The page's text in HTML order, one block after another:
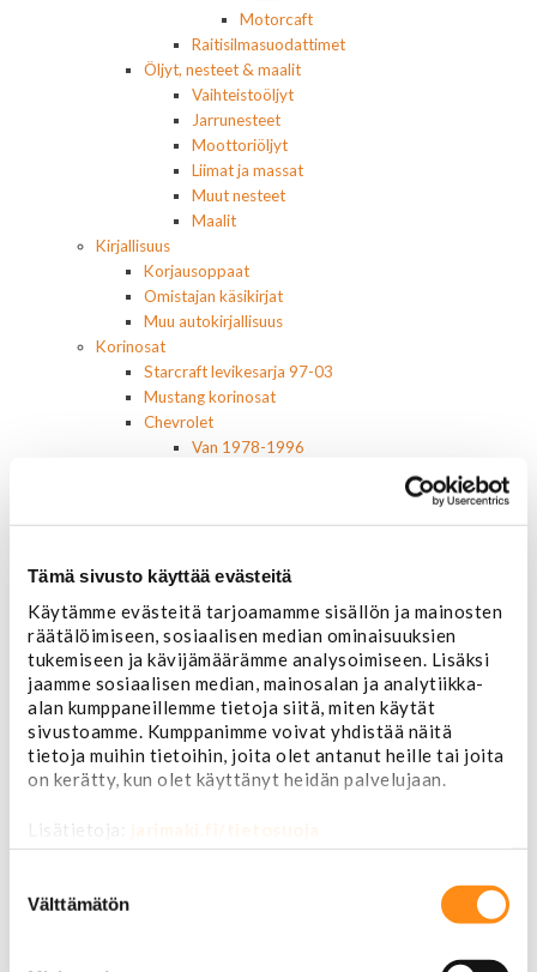
Tämä sivusto käyttää evästeitä
Käytämme evästeitä tarjoamamme sisällön ja mainosten
räätälöimiseen, sosiaalisen median ominaisuuksien
tukemiseen ja kävijämäärämme analysoimiseen. Lisäksi
jaamme sosiaalisen median, mainosalan ja analytiikka-
alan kumppaneillemme tietoja siitä, miten käytät
sivustoamme. Kumppanimme voivat yhdistää näitä
tietoja muihin tietoihin, joita olet antanut heille tai joita
on kerätty, kun olet käyttänyt heidän palvelujaan.
Lisätietoja: jarimaki.fi/tietosuoja
valinta
Välttämätön
Motorcaft
Raitisilmasuodattimet
Öljyt, nesteet & maalit
Vaihteistoöljyt
Jarrunesteet
Moottoriöljyt
Liimat ja massat
Muut nesteet
Maalit
Kirjallisuus
Korjausoppaat
Omistajan käsikirjat
Muu autokirjallisuus
Korinosat
Starcraft levikesarja 97-03
Mustang korinosat
Chevrolet
Van 1978-1996
Pick upp 2000-2007
Suburban 1992-1999
Tahoe 2000-2007
Corvette
Chevrolet muut
Ford
Dodge
Chrysler
Pontiac
Jeep
Lasit, ikkunatarvikkeet